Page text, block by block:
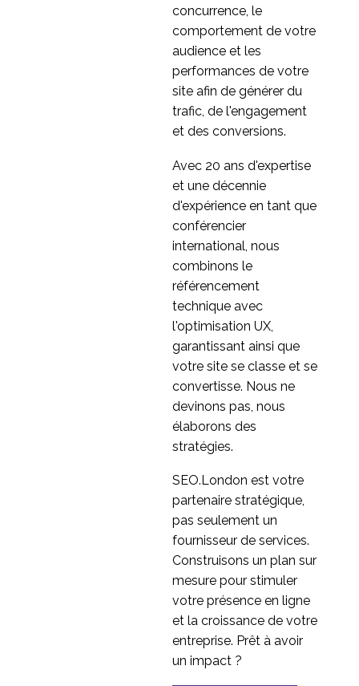
concurrence, le
comportement de votre
audience et les
performances de votre
site afin de générer du
trafic, de l'engagement
et des conversions.
Avec 20 ans d'expertise
et une décennie
d'expérience en tant que
conférencier
international, nous
combinons le
référencement
technique avec
l'optimisation UX,
garantissant ainsi que
votre site se classe et se
convertisse. Nous ne
devinons pas, nous
élaborons des
stratégies.
SEO.London est votre
partenaire stratégique,
pas seulement un
fournisseur de services.
Construisons un plan sur
mesure pour stimuler
votre présence en ligne
et la croissance de votre
entreprise. Prêt à avoir
un impact ?